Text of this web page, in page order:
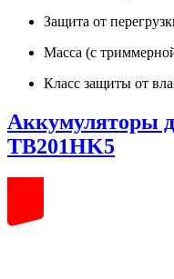
Защита от
Масса (с
Класс защиты от
Аккумуляторы
TB201HK5